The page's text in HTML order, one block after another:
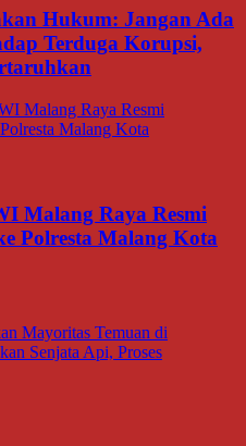
Hukum: Jangan Ada
Terduga Korupsi,
Malang Raya Resmi
Polresta Malang Kota